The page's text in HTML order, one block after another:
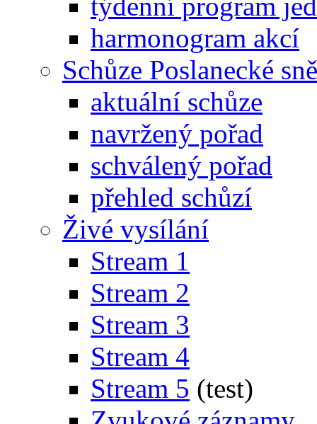
týdenní program
harmonogram akcí
Schůze Poslanecké
aktuální schůze
navržený pořad
schválený pořad
přehled schůzí
Živé vysílání
Stream 1
Stream 2
Stream 3
Stream 4
Stream 5 (test)